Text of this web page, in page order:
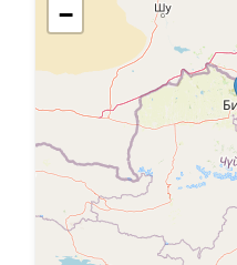
−